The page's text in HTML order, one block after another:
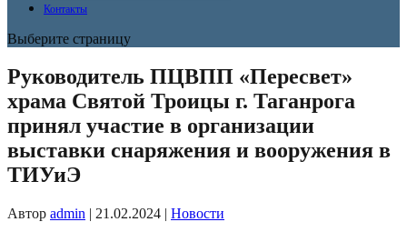
Контакты
Выберите страницу
Руководитель ПЦВПП «Пересвет»
храма Святой Троицы г. Таганрога
принял участие в организации
выставки снаряжения и вооружения в
ТИУиЭ
Автор admin | 21.02.2024 | Новости